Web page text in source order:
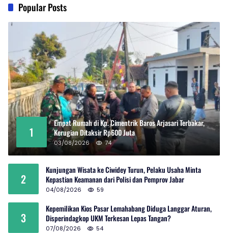
Popular Posts
1
Empat Rumah di Kp. Cimentrik Baros Arjasari Terbakar,
Kerugian Ditaksir Rp600 Juta
03/08/2026 74
2
Kunjungan Wisata ke Ciwidey Turun, Pelaku Usaha Minta
Kepastian Keamanan dari Polisi dan Pemprov Jabar
04/08/2026 59
3
Kepemilikan Kios Pasar Lemahabang Diduga Langgar Aturan,
Disperindagkop UKM Terkesan Lepas Tangan?
07/08/2026 54